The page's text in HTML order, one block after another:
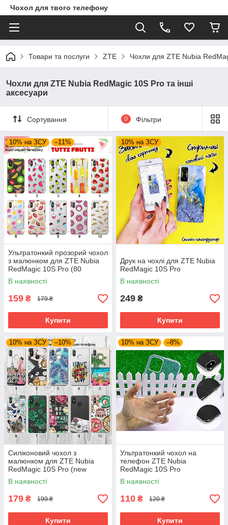
Чохол для твого телефону
Товари та послуги ZTE Чохли для ZTE Nubia
Чохли для ZTE Nubia RedMagic 10S Pro та інші
аксесуари
Сортування 0 Фільтри
10% на ЗСУ –11%
Ультратонкий прозорий чохол
з малюнком для ZTE Nubia
RedMagic 10S Pro (80
дизайнів)
В наявності
159 ₴ 179 ₴
Купити
10% на ЗСУ
Друк на чохлі для ZTE Nubia
RedMagic 10S Pro
В наявності
249 ₴
Купити
10% на ЗСУ –10%
Силіконовий чохол з
малюнком для ZTE Nubia
RedMagic 10S Pro (new
collection)
В наявності
179 ₴ 199 ₴
Купити
10% на ЗСУ –8%
Ультратонкий чохол на
телефон ZTE Nubia
RedMagic 10S Pro
В наявності
110 ₴ 120 ₴
Купити